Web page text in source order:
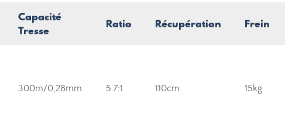
Capacité
Tresse
Ratio Récupération Frein
300m/0,28mm 5.7:1 110cm 15kg